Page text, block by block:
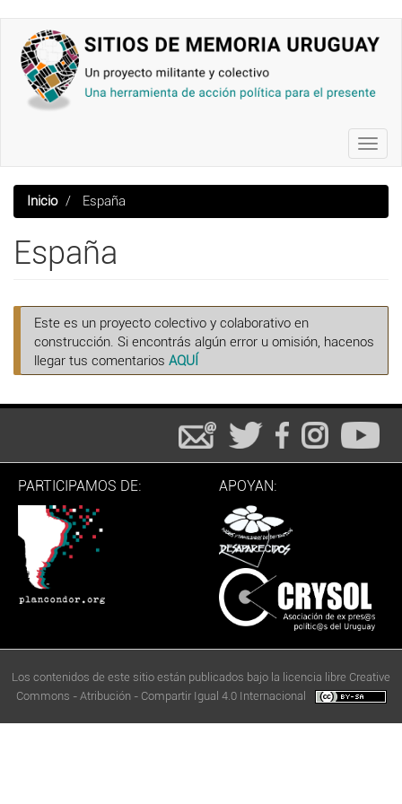
contenido
principal
Inicio España
España
Este es un proyecto colectivo y colaborativo en
construcción. Si encontrás algún error u omisión, hacenos
llegar tus comentarios AQUÍ
PARTICIPAMOS DE: APOYAN:
Los contenidos de este sitio están publicados bajo la licencia libre Creative
Commons - Atribución - Compartir Igual 4.0 Internacional